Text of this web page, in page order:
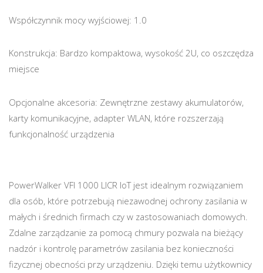
Współczynnik mocy wyjściowej: 1.0
Konstrukcja: Bardzo kompaktowa, wysokość 2U, co oszczędza
miejsce
Opcjonalne akcesoria: Zewnętrzne zestawy akumulatorów,
karty komunikacyjne, adapter WLAN, które rozszerzają
funkcjonalność urządzenia
PowerWalker VFI 1000 LICR IoT jest idealnym rozwiązaniem
dla osób, które potrzebują niezawodnej ochrony zasilania w
małych i średnich firmach czy w zastosowaniach domowych.
Zdalne zarządzanie za pomocą chmury pozwala na bieżący
nadzór i kontrolę parametrów zasilania bez konieczności
fizycznej obecności przy urządzeniu. Dzięki temu użytkownicy